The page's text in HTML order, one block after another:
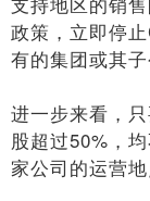
政策，立即停
有的集团或其子
进一步来看，
股超过50%，
家公司的运营地